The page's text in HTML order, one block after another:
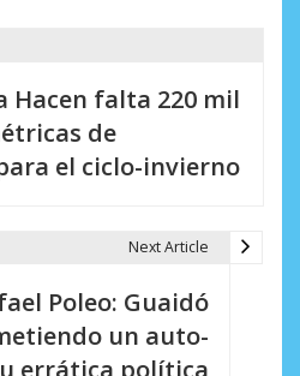
Hacen falta 220 mil
de
el ciclo-invierno
Next Article
Poleo: Guaidó
un auto-
errática política